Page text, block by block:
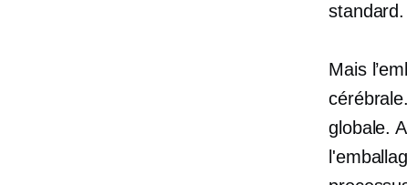
standard.
Mais
globale.